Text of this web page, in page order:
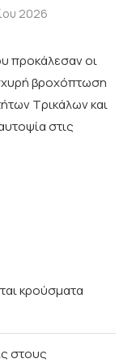
2026
προκάλεσαν οι
βροχόπτωση
Τρικάλων και
στις
κρούσματα
στους